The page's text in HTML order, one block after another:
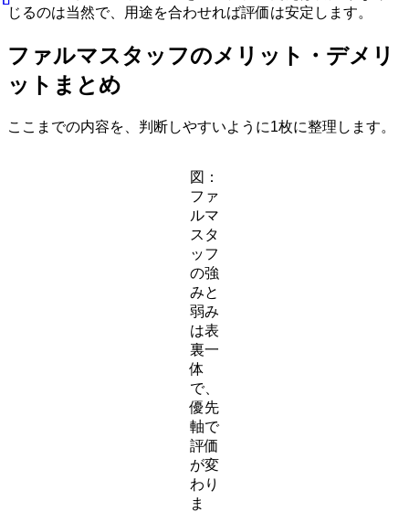
じるのは当然で、用途を合わせれば評価は安定します。
ファルマスタッフのメリット・デメリ
ットまとめ
ここまでの内容を、判断しやすいように1枚に整理します。
図：
ファ
ルマ
スタ
ッフ
の強
みと
弱み
は表
裏一
体
で、
優先
軸で
評価
が変
わり
ま